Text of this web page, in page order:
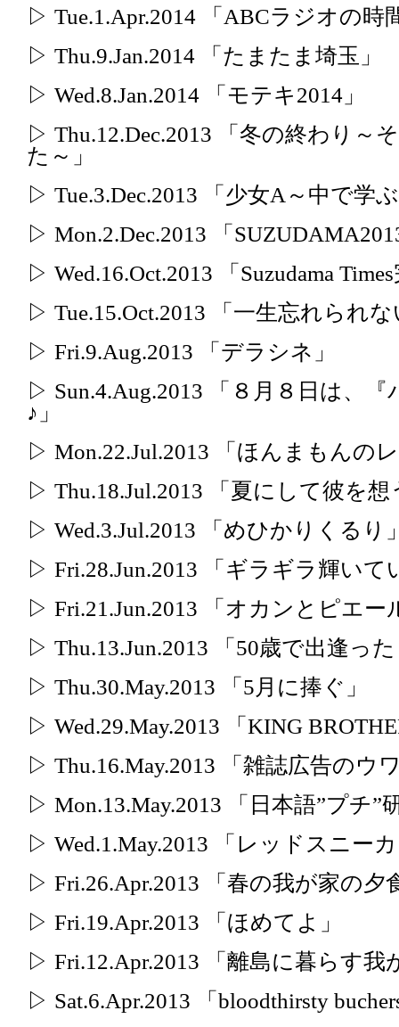
▷ Tue.1.Apr.2014 「ABCラジオの時
▷ Thu.9.Jan.2014 「たまたま埼玉」
▷ Wed.8.Jan.2014 「モテキ2014」
▷ Thu.12.Dec.2013 「冬の終わり～
た～」
▷ Tue.3.Dec.2013 「少女A～中で学
▷ Mon.2.Dec.2013 「
▷ Wed.16.Oct.2013 「Suzudama
▷ Tue.15.Oct.2013 「一生忘れられ
▷ Fri.9.Aug.2013 「デラシネ」
▷ Sun.4.Aug.2013 「８月８日は、
♪」
▷ Mon.22.Jul.2013 「ほんまもんの
▷ Thu.18.Jul.2013 「夏にして彼を想
▷ Wed.3.Jul.2013 「めひかりくるり
▷ Fri.28.Jun.2013 「ギラギラ輝い
▷ Fri.21.Jun.2013 「オカンとピエ
▷ Thu.13.Jun.2013 「50歳で出逢っ
▷ Thu.30.May.2013 「5月に捧ぐ」
▷ Wed.29.May.2013 「KING
▷ Thu.16.May.2013 「雑誌広告のウ
▷ Mon.13.May.2013 「日本語”プチ”
▷ Wed.1.May.2013 「レッドスニー
▷ Fri.26.Apr.2013 「春の我が家の夕
▷ Fri.19.Apr.2013 「ほめてよ」
▷ Fri.12.Apr.2013 「離島に暮らす我
▷ Sat.6.Apr.2013 「bloodthirsty